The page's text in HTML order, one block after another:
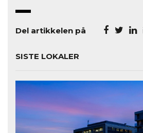
Del artikkelen på
SISTE LOKALER